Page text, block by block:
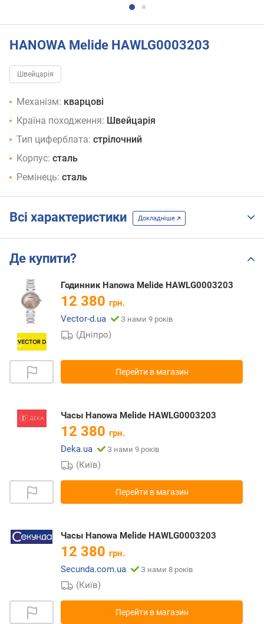
HANOWA Melide HAWLG0003203
Швейцарія
Механізм: кварцові
Країна походження: Швейцарія
Тип циферблата: стрілочний
Корпус: сталь
Ремінець: сталь
Всі характеристики Докладніше
Де купити?
Годинник Hanowa Melide HAWLG0003203
12 380 грн.
Vector-d.ua
З нами 9 років
(Дніпро)
Перейти в магазин
Часы Hanowa Melide HAWLG0003203
12 380 грн.
Deka.ua
З нами 9 років
(Київ)
Перейти в магазин
Часы Hanowa Melide HAWLG0003203
12 380 грн.
Secunda.com.ua
З нами 8 років
(Київ)
Перейти в магазин